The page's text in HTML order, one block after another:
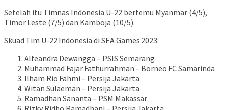
Setelah itu Timnas Indonesia U-22 bertemu Myanmar (4/5),
Timor Leste (7/5) dan Kamboja (10/5).
Skuad Tim U-22 Indonesia di SEA Games 2023:
Alfeandra Dewangga – PSIS Semarang
Muhammad Fajar Fathurrahman – Borneo FC Samarinda
Ilham Rio Fahmi – Persija Jakarta
Witan Sulaeman – Persija Jakarta
Ramadhan Sananta – PSM Makassar